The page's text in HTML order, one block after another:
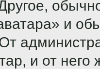
и
и от него